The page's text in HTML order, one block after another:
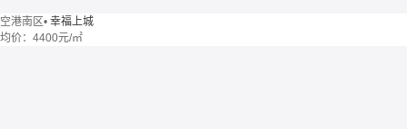
空港南区• 幸福上城
均价： 4400元/㎡